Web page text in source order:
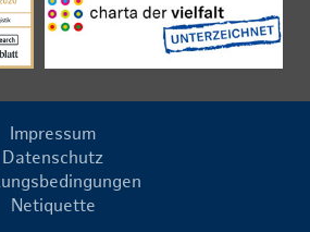
Impressum
Datenschutz
Netiquette